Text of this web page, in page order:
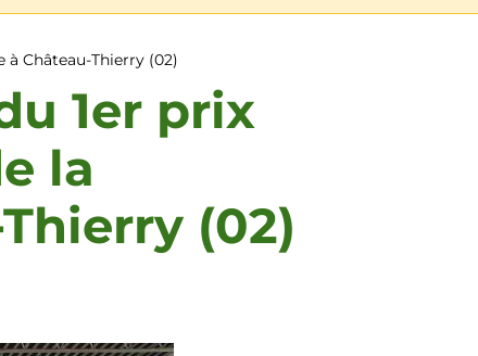
à Château-Thierry (02)
1er prix
la
(02)